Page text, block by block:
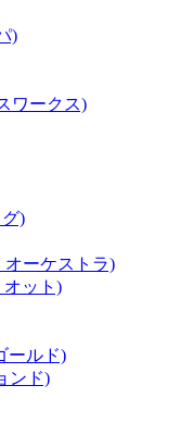
)
ワークス)
)
オーケストラ)
オット)
ールド)
ンド)